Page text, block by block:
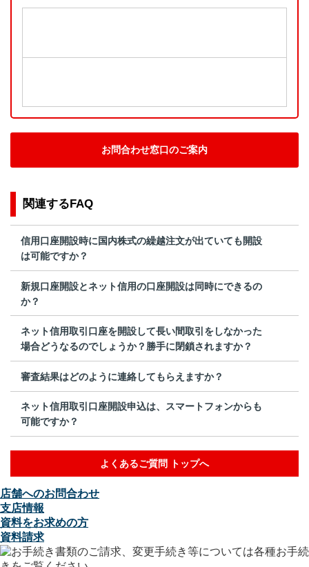
お問合わせ窓口のご案内
関連するFAQ
信用口座開設時に国内株式の繰越注文が出ていても開設
は可能ですか？
新規口座開設とネット信用の口座開設は同時にできるの
か？
ネット信用取引口座を開設して長い間取引をしなかった
場合どうなるのでしょうか？勝手に閉鎖されますか？
審査結果はどのように連絡してもらえますか？
ネット信用取引口座開設申込は、スマートフォンからも
可能ですか？
よくあるご質問 トップへ
店舗へのお問合わせ
支店情報
資料をお求めの方
資料請求